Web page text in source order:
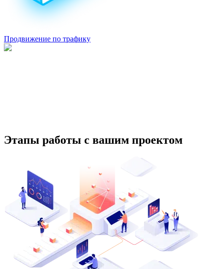
Продвижение по трафику
Этапы работы с вашим проектом